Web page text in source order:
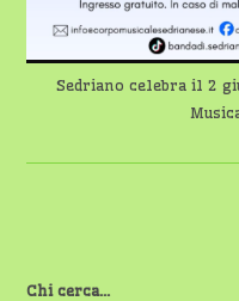
Sedriano celebra il 2
Chi cerca...